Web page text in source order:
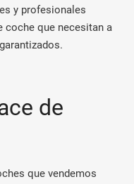
y profesionales
coche que necesitan a
de
que vendemos